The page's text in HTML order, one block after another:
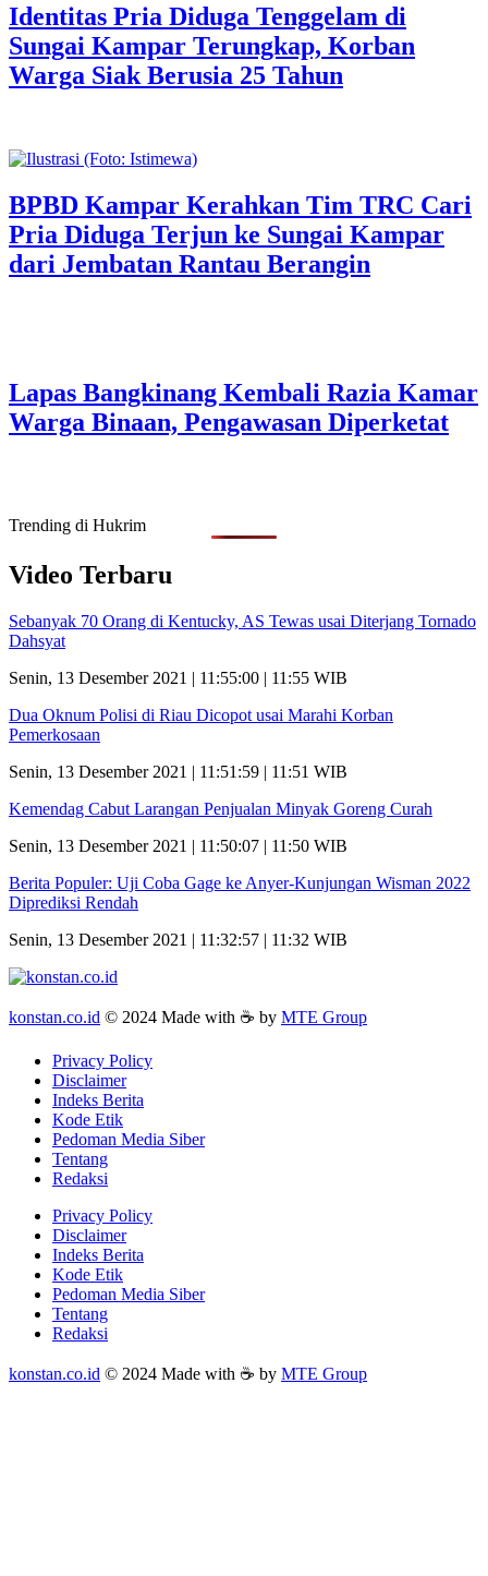
Identitas Pria Diduga Tenggelam di
Sungai Kampar Terungkap, Korban
Warga Siak Berusia 25 Tahun
BPBD Kampar Kerahkan Tim TRC Cari
Pria Diduga Terjun ke Sungai Kampar
dari Jembatan Rantau Berangin
Lapas Bangkinang Kembali Razia Kamar
Warga Binaan, Pengawasan Diperketat
Trending di Hukrim
Video Terbaru
Sebanyak 70 Orang di Kentucky, AS Tewas usai Diterjang Tornado
Dahsyat
Senin, 13 Desember 2021 | 11:55:00 | 11:55 WIB
Dua Oknum Polisi di Riau Dicopot usai Marahi Korban
Pemerkosaan
Senin, 13 Desember 2021 | 11:51:59 | 11:51 WIB
Kemendag Cabut Larangan Penjualan Minyak Goreng Curah
Senin, 13 Desember 2021 | 11:50:07 | 11:50 WIB
Berita Populer: Uji Coba Gage ke Anyer-Kunjungan Wisman 2022
Diprediksi Rendah
Senin, 13 Desember 2021 | 11:32:57 | 11:32 WIB
konstan.co.id © 2024 Made with ☕ by MTE Group
Privacy Policy
Disclaimer
Indeks Berita
Kode Etik
Pedoman Media Siber
Tentang
Redaksi
Privacy Policy
Disclaimer
Indeks Berita
Kode Etik
Pedoman Media Siber
Tentang
Redaksi
konstan.co.id © 2024 Made with ☕ by MTE Group